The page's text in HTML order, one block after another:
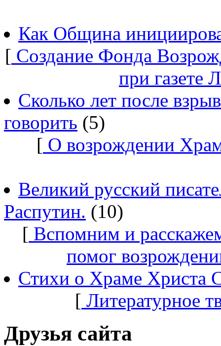
Как Община
[ Создание Фонда
при газете
Сколько лет после
говорить (5)
[ О возрождении
Великий русский
Распутин. (10)
[ Вспомним и
помог
Стихи о Храме Христа
[ Литературное
Друзья сайта